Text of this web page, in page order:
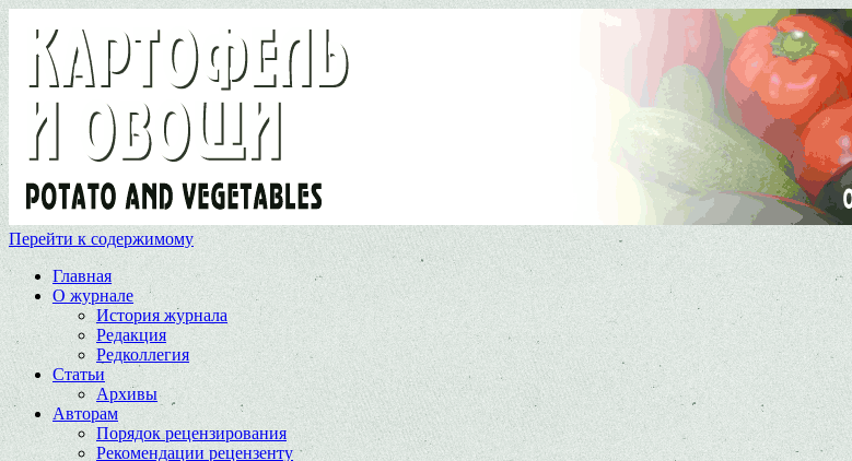
Перейти к содержимому
Главная
О журнале
История журнала
Редакция
Редколлегия
Статьи
Архивы
Авторам
Порядок рецензирования
Рекомендации рецензенту